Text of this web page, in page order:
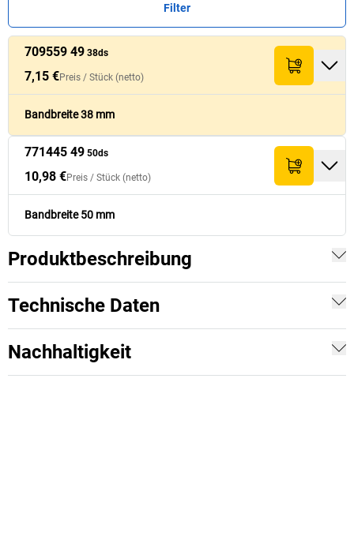
Filter
Nr.
Palettenmenge
Preis /Stück
Nr.
Palettenmenge
Preis /Stück
709559 49 38ds
7,15 €
771445 49 50ds
10,98 €
709559 49 38ds
7,15 €Preis / Stück (netto)
Bandbreite 38 mm
771445 49 50ds
10,98 €Preis / Stück (netto)
Bandbreite 50 mm
Produktbeschreibung
Technische Daten
Nachhaltigkeit